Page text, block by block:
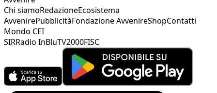
Chi siamoRedazioneEcosistema
AvvenirePubblicitàFondazione AvvenireShopContatti
Mondo CEI
SIRRadio InBluTV2000FISC